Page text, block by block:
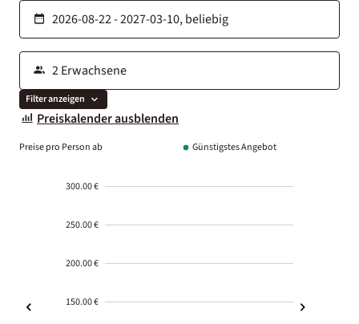
Filter anzeigen
Preiskalender ausblenden
Preise pro Person ab Günstigstes Angebot
300.00 €
250.00 €
200.00 €
150.00 €